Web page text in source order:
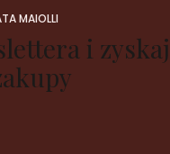
MAIOLLI
i zyskaj